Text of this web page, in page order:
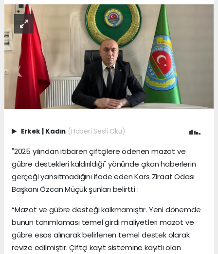
Erkek | Kadın (Haberi Sesli Oku)
"2025 yılından itibaren çiftçilere ödenen mazot ve
gübre destekleri kaldırıldığı" yönünde çıkan haberlerin
gerçeği yansıtmadığını ifade eden Kars Ziraat Odası
Başkanı Özcan Müçük şunları belirtti :
“Mazot ve gübre desteği kalkmamıştır. Yeni dönemde
bunun tanımlaması temel girdi maliyetleri mazot ve
gübre esas alınarak belirlenen temel destek olarak
revize edilmiştir. Çiftçi kayıt sistemine kayıtlı olan